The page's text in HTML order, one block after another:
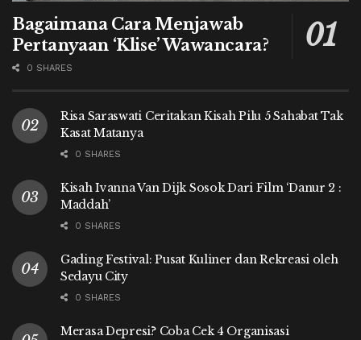
Bagaimana Cara Menjawab
Pertanyaan ‘Klise’ Wawancara?
0 SHARES
Risa Saraswati Ceritakan Kisah Pilu 5 Sahabat Tak
Kasat Matanya
0 SHARES
Kisah Ivanna Van Dijk Sosok Dari Film ‘Danur 2 :
Maddah’
0 SHARES
Gading Festival: Pusat Kuliner dan Rekreasi oleh
Sedayu City
0 SHARES
Merasa Depresi? Coba Cek 4 Organisasi